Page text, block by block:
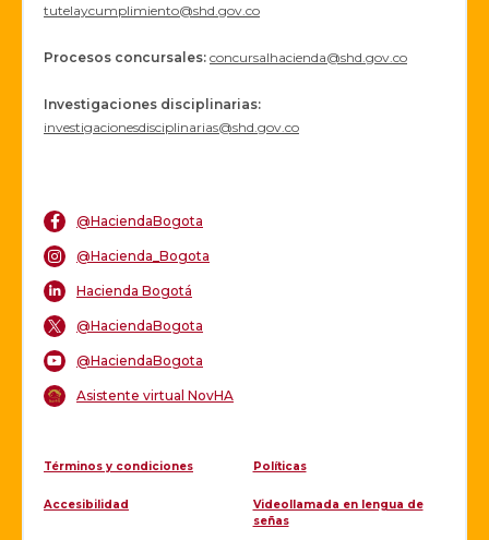
tutelaycumplimiento@shd.gov.co
Procesos concursales: concursalhacienda@shd.gov.co
Investigaciones disciplinarias:
investigacionesdisciplinarias@shd.gov.co
@HaciendaBogota
@Hacienda_Bogota
Hacienda Bogotá
@HaciendaBogota
@HaciendaBogota
Asistente virtual NovHA
Términos y condiciones Políticas
Accesibilidad
Videollamada en lengua de
señas